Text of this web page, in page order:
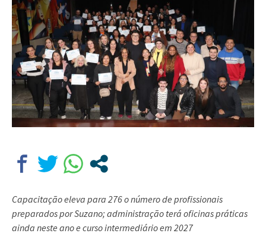
Capacitação eleva para 276 o número de profissionais
preparados por Suzano; administração terá oficinas práticas
ainda neste ano e curso intermediário em 2027